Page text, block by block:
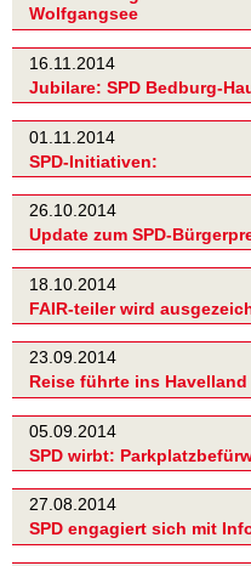
Wolfgangsee
16.11.2014
Jubilare: SPD Bedburg-
01.11.2014
SPD-Initiativen:
26.10.2014
Update zum SPD-
18.10.2014
FAIR-teiler wird
23.09.2014
Reise führte ins Havelland
05.09.2014
SPD wirbt:
27.08.2014
SPD engagiert sich mit